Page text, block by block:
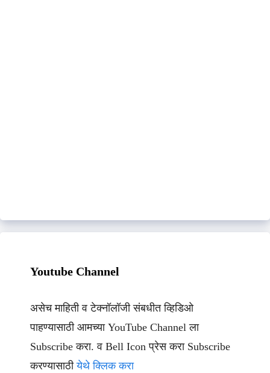
Youtube Channel
असेच माहिती व टेक्नॉलॉजी संबधीत व्हिडिओ
पाहण्यासाठी आमच्या YouTube Channel ला
Subscribe करा. व Bell Icon प्रेस करा Subscribe
करण्यासाठीयेथे क्लिक करा